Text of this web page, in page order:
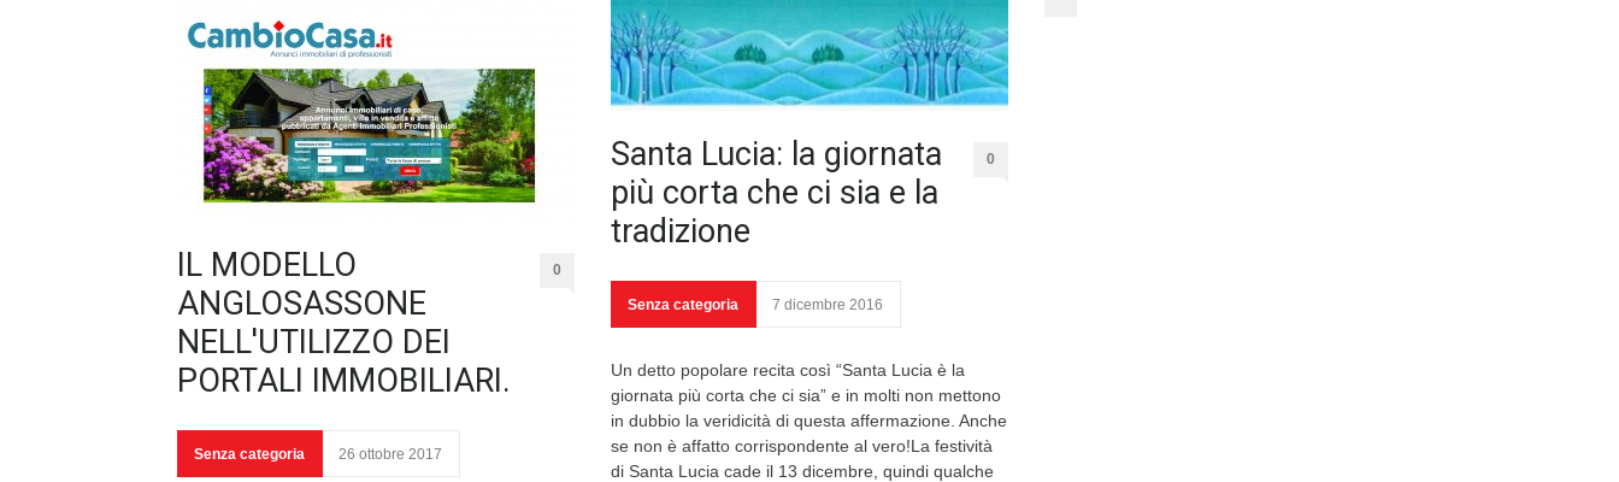
IL MODELLO
ANGLOSASSONE
NELL'UTILIZZO DEI
PORTALI IMMOBILIARI.
0
Senza categoria 26 ottobre 2017
Santa Lucia: la giornata
più corta che ci sia e la
tradizione
0
Senza categoria 7 dicembre 2016
Un detto popolare recita così “Santa Lucia è la
giornata più corta che ci sia” e in molti non mettono
in dubbio la veridicità di questa affermazione. Anche
se non è affatto corrispondente al vero!La festività
di Santa Lucia cade il 13 dicembre, quindi qualche